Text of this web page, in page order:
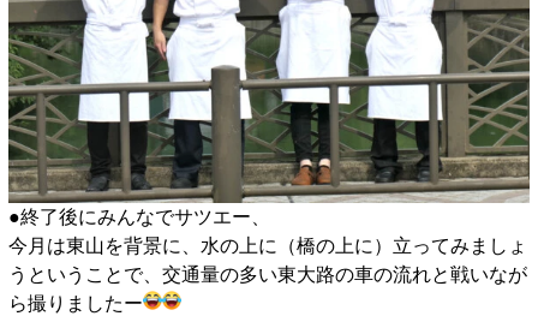
●終了後にみんなでサツエー、
今月は東山を背景に、水の上に（橋の上に）立ってみましょ
うということで、交通量の多い東大路の車の流れと戦いなが
ら撮りましたー